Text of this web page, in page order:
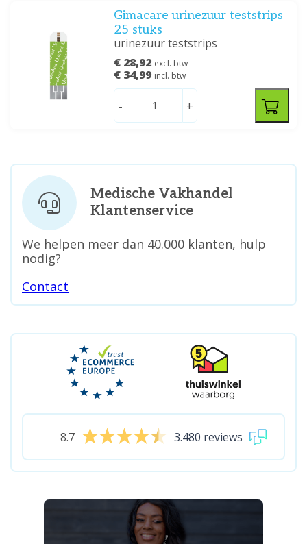
Gimacare urinezuur teststrips
25 stuks
urinezuur teststrips
€ 28,92 excl. btw
€ 34,99 incl. btw
- +
Medische Vakhandel
Klantenservice
We helpen meer dan 40.000 klanten, hulp
nodig?
Contact
8.7 3.480 reviews